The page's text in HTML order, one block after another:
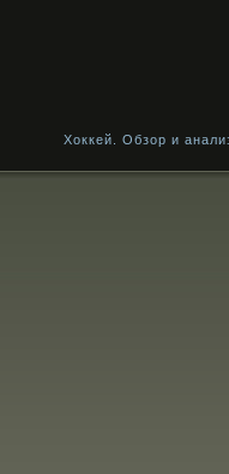
Хоккей. Обзор и